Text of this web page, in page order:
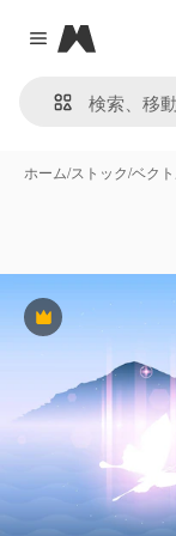
Close menu
Magnific
ホーム/ストック/ベク
Premium